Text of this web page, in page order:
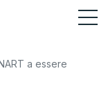
a essere